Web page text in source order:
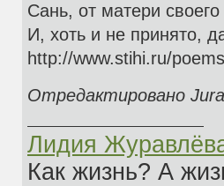
Сань, от матери
И, хоть и не принято,
http://www.stihi.ru/
Отредактировано
Лидия
Как жизнь? А